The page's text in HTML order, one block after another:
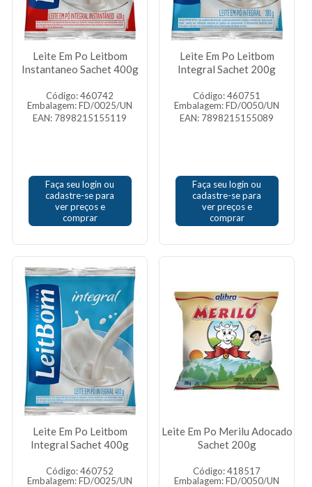
Leite Em Po Leitbom
Instantaneo Sachet 400g
Código: 460742
Embalagem: FD/0025/UN
EAN: 7898215155119
Faça seu login ou
cadastre-se para
ver preços e
comprar
Leite Em Po Leitbom
Integral Sachet 200g
Código: 460751
Embalagem: FD/0050/UN
EAN: 7898215155089
Faça seu login ou
cadastre-se para
ver preços e
comprar
Leite Em Po Leitbom
Integral Sachet 400g
Código: 460752
Embalagem: FD/0025/UN
Leite Em Po Merilu Adocado
Sachet 200g
Código: 418517
Embalagem: FD/0050/UN